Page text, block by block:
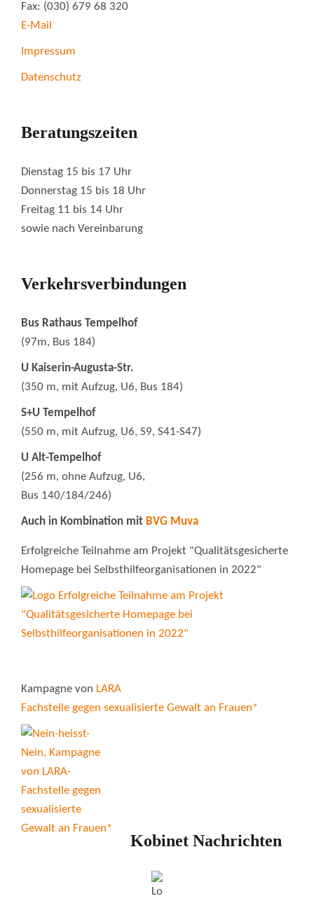
Fax: (030) 679 68 320
E-Mail
Impressum
Datenschutz
Beratungszeiten
Dienstag 15 bis 17 Uhr
Donnerstag 15 bis 18 Uhr
Freitag 11 bis 14 Uhr
sowie nach Vereinbarung
Verkehrsverbindungen
Bus Rathaus Tempelhof
(97m, Bus 184)
U Kaiserin-Augusta-Str.
(350 m, mit Aufzug, U6, Bus 184)
S+U Tempelhof
(550 m, mit Aufzug, U6, S9, S41-S47)
U Alt-Tempelhof
(256 m, ohne Aufzug, U6,
Bus 140/184/246)
Auch in Kombination mit BVG Muva
Erfolgreiche Teilnahme am Projekt "Qualitätsgesicherte
Homepage bei Selbsthilfeorganisationen in 2022"
Kampagne von LARA
Fachstelle gegen sexualisierte Gewalt an Frauen*
Kobinet Nachrichten